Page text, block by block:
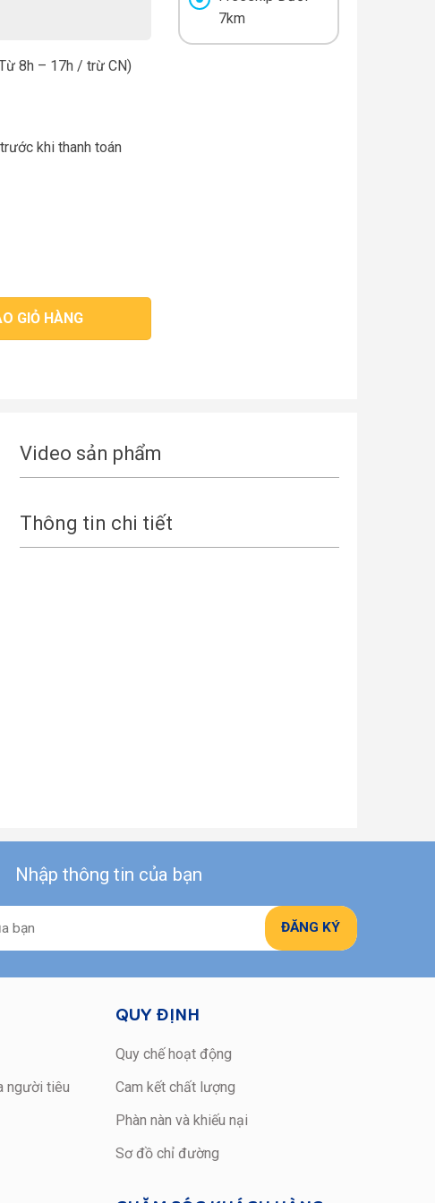
8h – 17h / trừ CN)
khi thanh toán
GIỎ HÀNG
7km
Video sản phẩm
Thông tin chi tiết
Nhập thông tin của bạn
người tiêu
QUY ĐỊNH
Quy chế hoạt động
Cam kết chất lượng
Phàn nàn và khiếu nại
Sơ đồ chỉ đường